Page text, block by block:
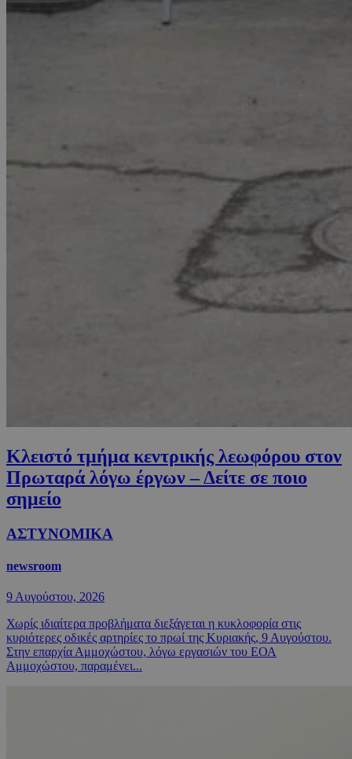
Κλειστό τμήμα κεντρικής λεωφόρου στον
Πρωταρά λόγω έργων – Δείτε σε ποιο
σημείο
ΑΣΤΥΝΟΜΙΚΑ
newsroom
9 Αυγούστου, 2026
Χωρίς ιδιαίτερα προβλήματα διεξάγεται η κυκλοφορία στις
κυριότερες οδικές αρτηρίες το πρωί της Κυριακής, 9 Αυγούστου.
Στην επαρχία Αμμοχώστου, λόγω εργασιών του ΕΟΑ
Αμμοχώστου, παραμένει...